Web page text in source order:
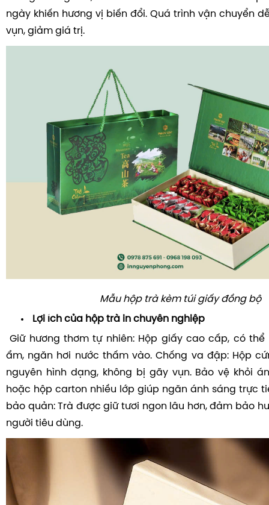
ngày khiến hương vị biến đổi. Quá trình vận chuyển
vụn, giảm giá trị.
Mẫu hộp trà kèm túi giấy đồng bộ
Lợi ích của hộp trà in chuyên nghiệp
Giữ hương thơm tự nhiên: Hộp giấy cao cấp, có
ẩm, ngăn hơi nước thấm vào. Chống va đập: Hộp
nguyên hình dạng, không bị gãy vụn. Bảo vệ khỏi
hoặc hộp carton nhiều lớp giúp ngăn ánh sáng trực
bảo quản: Trà được giữ tươi ngon lâu hơn, đảm bảo
người tiêu dùng.